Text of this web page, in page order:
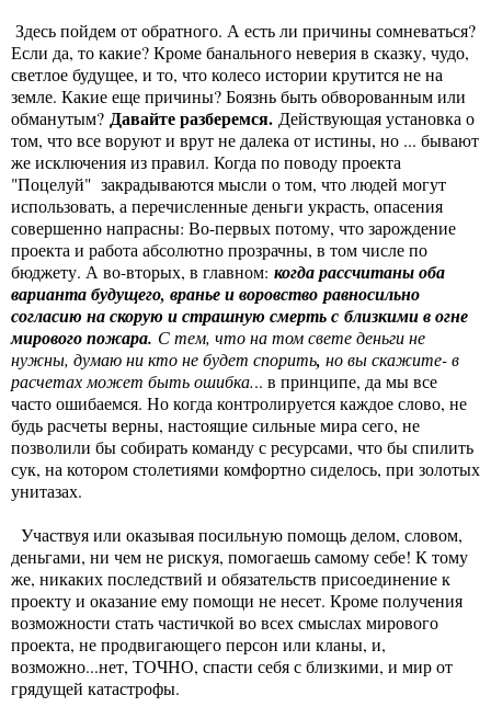
Здесь пойдем от обратного. А есть ли причины сомневаться?
Если да, то какие? Кроме банального неверия в сказку, чудо,
светлое будущее, и то, что колесо истории крутится не на
земле. Какие еще причины? Боязнь быть обворованным или
обманутым? Давайте разберемся. Действующая установка о
том, что все воруют и врут не далека от истины, но ... бывают
же исключения из правил. Когда по поводу проекта
"Поцелуй" закрадываются мысли о том, что людей могут
использовать, а перечисленные деньги украсть, опасения
совершенно напрасны: Во-первых потому, что зарождение
проекта и работа абсолютно прозрачны, в том числе по
бюджету. А во-вторых, в главном: когда рассчитаны оба
варианта будущего, вранье и воровство равносильно
согласию на скорую и страшную смерть с близкими в огне
мирового пожара. С тем, что на том свете деньги не
нужны, думаю ни кто не будет спорить, но вы скажите- в
расчетах может быть ошибка... в принципе, да мы все
часто ошибаемся. Но когда контролируется каждое слово, не
будь расчеты верны, настоящие сильные мира сего, не
позволили бы собирать команду с ресурсами, что бы спилить
сук, на котором столетиями комфортно сиделось, при золотых
унитазах.
Участвуя или оказывая посильную помощь делом, словом,
деньгами, ни чем не рискуя, помогаешь самому себе! К тому
же, никаких последствий и обязательств присоединение к
проекту и оказание ему помощи не несет. Кроме получения
возможности стать частичкой во всех смыслах мирового
проекта, не продвигающего персон или кланы, и,
возможно...нет, ТОЧНО, спасти себя с близкими, и мир от
грядущей катастрофы.